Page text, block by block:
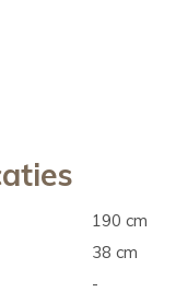
190 cm
38 cm
-